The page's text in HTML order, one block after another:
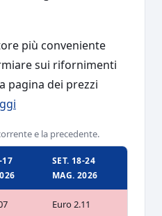
più conveniente
sui rifornimenti
pagina dei prezzi
e la precedente.
17
SET. 18-24
MAG. 2026
Euro 2.11